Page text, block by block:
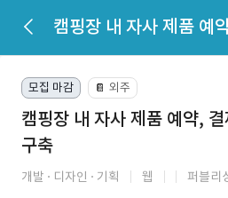
모집 마감 📔 외주
캠핑장 내 자사 제품 예약,
구축
개발 디자인 기획 웹 퍼블리